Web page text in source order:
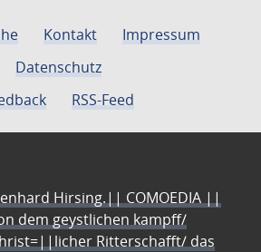
Kontakt
Impressum
Datenschutz
RSS-Feed
Hirsing.|| COMOEDIA ||
dem geystlichen kampff/
Ritterschafft/ das